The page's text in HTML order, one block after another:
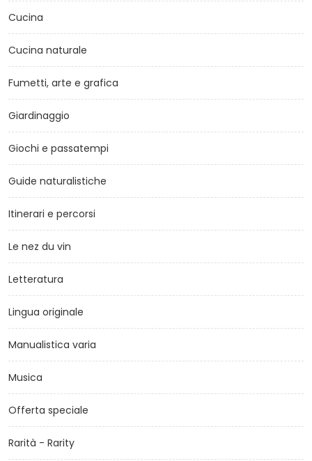
Cucina
Cucina naturale
Fumetti, arte e grafica
Giardinaggio
Giochi e passatempi
Guide naturalistiche
Itinerari e percorsi
Le nez du vin
Letteratura
Lingua originale
Manualistica varia
Musica
Offerta speciale
Rarità - Rarity